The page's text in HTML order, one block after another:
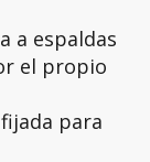
a espaldas
el propio
para